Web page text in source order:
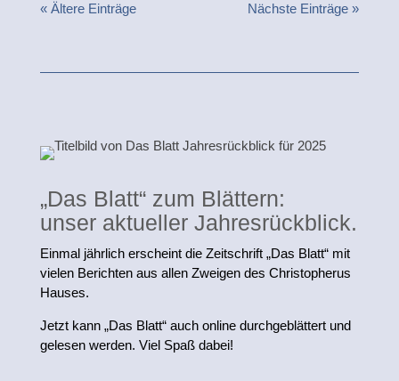
« Ältere Einträge Nächste Einträge »
„Das Blatt“ zum Blättern:
unser aktueller Jahresrückblick.
Einmal jährlich erscheint die Zeitschrift „Das Blatt“ mit
vielen Berichten aus allen Zweigen des Christopherus
Hauses.
Jetzt kann „Das Blatt“ auch online durchgeblättert und
gelesen werden. Viel Spaß dabei!